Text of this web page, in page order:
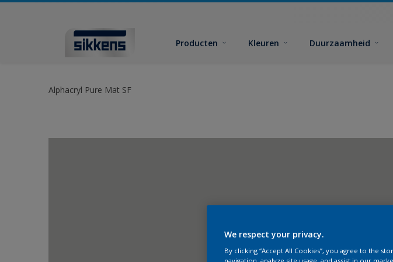
Producten Kleuren Duurzaamheid
Alphacryl Pure Mat SF
We respect your privacy.
By clicking “Accept All Cookies”, you agree to the